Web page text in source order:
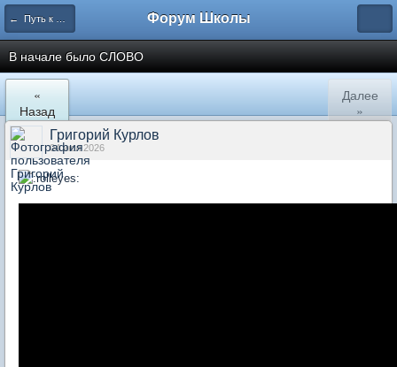
← Путь к Дураку Форум Школы
В начале было СЛОВО
«
Назад
Далее
»
Григорий Курлов
04 июл 2026